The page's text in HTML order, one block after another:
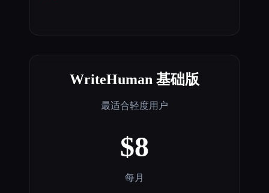
WriteHuman 基础版
最适合轻度用户
$8
每月